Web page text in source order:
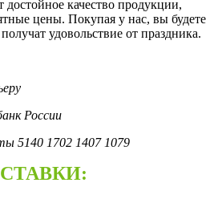
качество продукции,
цены. Покупая у нас, вы будете
удовольствие от праздника.
России
5140 1702 1407 1079